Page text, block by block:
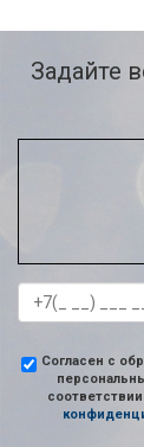
Задайте
Согласен с
соответствии